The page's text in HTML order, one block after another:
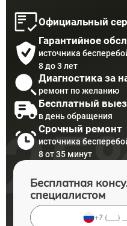
Официальный
Гарантийное
источника
8 до 3 лет
Диагностика за
ремонт по желанию
Бесплатный
в день обращения
Срочный ремонт
источника
8 от 35 минут
Бесплатная
специалистом